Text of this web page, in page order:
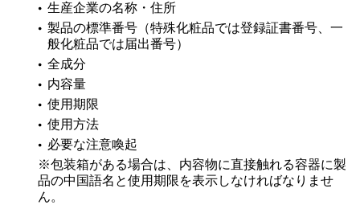
生産企業の名称・住所
製品の標準番号（特殊化粧品では登録証書番号、一
般化粧品では届出番号）
全成分
内容量
使用期限
使用方法
必要な注意喚起
※包装箱がある場合は、内容物に直接触れる容器に製
品の中国語名と使用期限を表示しなければなりませ
ん。